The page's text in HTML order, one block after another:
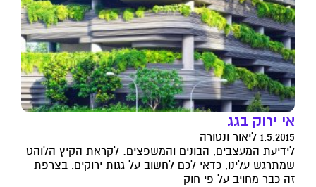
אי ירוק בגג
1.5.2015 ליאור ונטורה
לידיעת המעצבים, הבונים והמשפצים: לקראת הקיץ הלוהט
שמתרגש עלינו, כדאי לכם לחשוב על גגות ירוקים. בצרפת
זה כבר מחויב על פי חוק